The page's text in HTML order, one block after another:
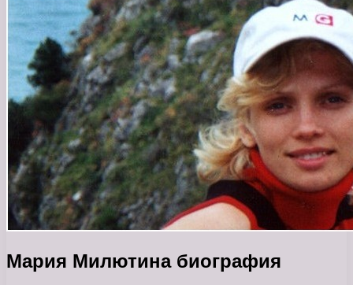
Мария Милютина биография